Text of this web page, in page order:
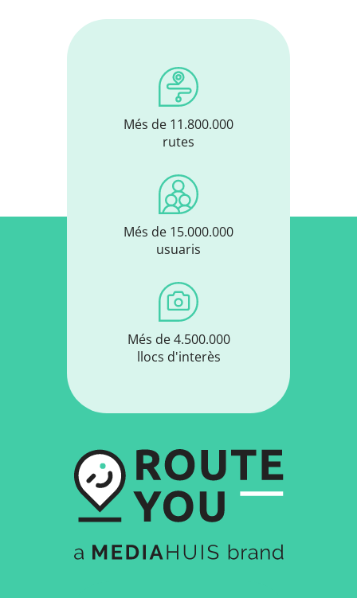
Més de 11.800.000
rutes
Més de 15.000.000
usuaris
Més de 4.500.000
llocs d'interès